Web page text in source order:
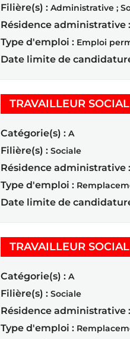
Filière(s) : Administrative ;
Résidence administrative :
Type d'emploi : Emploi
Date limite de
TRAVAILLEUR
Catégorie(s) : A
Filière(s) : Sociale
Résidence administrative :
Type d'emploi :
Date limite de
TRAVAILLEUR
Catégorie(s) : A
Filière(s) : Sociale
Résidence administrative :
Type d'emploi :